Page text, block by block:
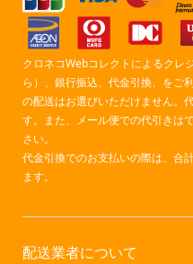
クロネコWebコレクトによるクレ
ら）、銀行振込、代金引換、をご
の配送はお選びいただけません。
す。また、メール便での代引きは
さい。
代金引換でのお支払いの際は、合
ます。
配送業者について